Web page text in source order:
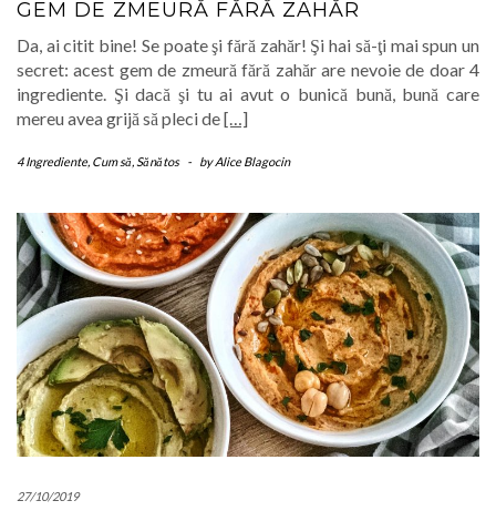
GEM DE ZMEURĂ FĂRĂ ZAHĂR
Da, ai citit bine! Se poate şi fără zahăr! Şi hai să-ţi mai spun un
secret: acest gem de zmeură fără zahăr are nevoie de doar 4
ingrediente. Şi dacă şi tu ai avut o bunică bună, bună care
mereu avea grijă să pleci de[…]
4 Ingrediente, Cum să,Sănătos - byAlice Blagocin
27/10/2019